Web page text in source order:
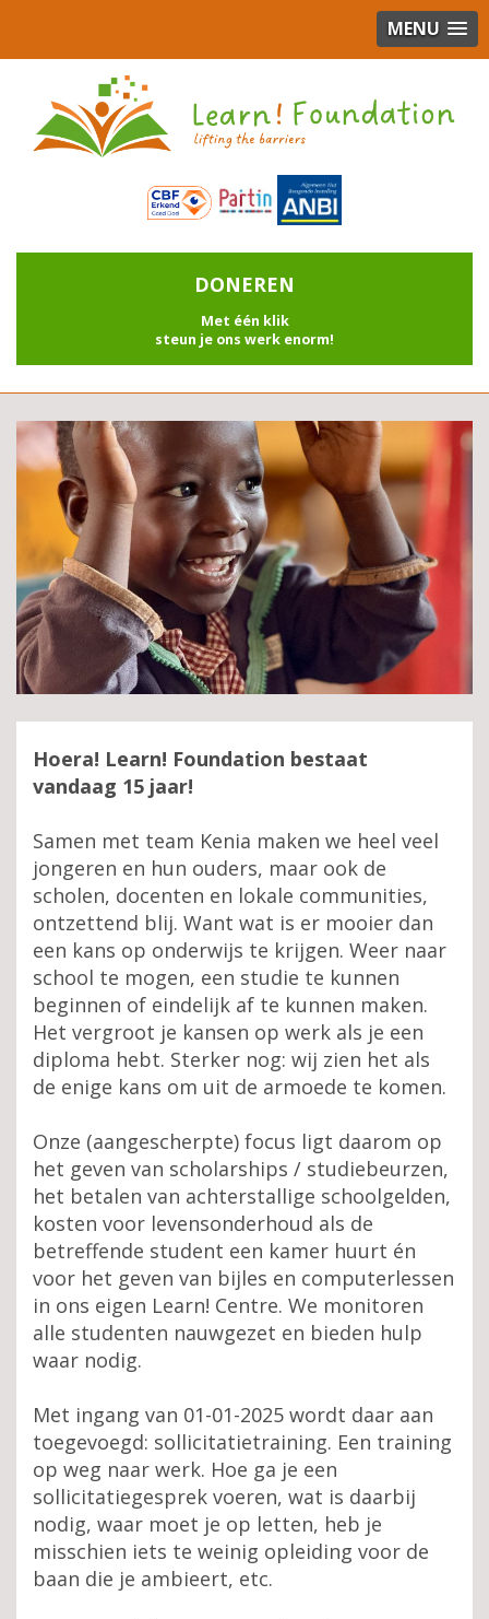
MENU
DONEREN
Met één klik
steun je ons werk enorm!
Hoera! Learn! Foundation bestaat
vandaag 15 jaar!
Samen met team Kenia maken we heel veel
jongeren en hun ouders, maar ook de
scholen, docenten en lokale communities,
ontzettend blij. Want wat is er mooier dan
een kans op onderwijs te krijgen. Weer naar
school te mogen, een studie te kunnen
beginnen of eindelijk af te kunnen maken.
Het vergroot je kansen op werk als je een
diploma hebt. Sterker nog: wij zien het als
de enige kans om uit de armoede te komen.
Onze (aangescherpte) focus ligt daarom op
het geven van scholarships / studiebeurzen,
het betalen van achterstallige schoolgelden,
kosten voor levensonderhoud als de
betreffende student een kamer huurt én
voor het geven van bijles en computerlessen
in ons eigen Learn! Centre. We monitoren
alle studenten nauwgezet en bieden hulp
waar nodig.
Met ingang van 01-01-2025 wordt daar aan
toegevoegd: sollicitatietraining. Een training
op weg naar werk. Hoe ga je een
sollicitatiegesprek voeren, wat is daarbij
nodig, waar moet je op letten, heb je
misschien iets te weinig opleiding voor de
baan die je ambieert, etc.